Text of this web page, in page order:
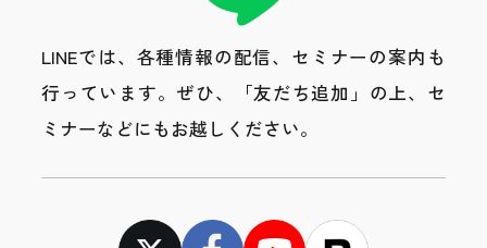
LINEでは、各種情報の配信、セミナーの案内も
行っています。 ぜひ、「友だち追加」の上、セ
ミナーなどにもお越しください。